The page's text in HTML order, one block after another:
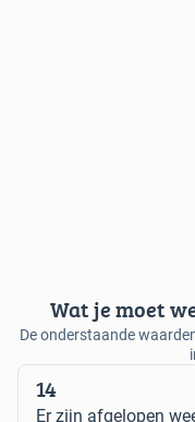
Wat je moet
De onderstaande
14
Er zijn afgelopen